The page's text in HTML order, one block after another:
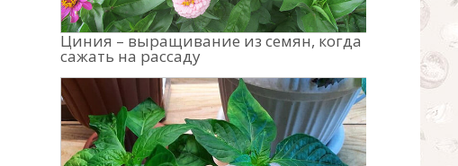
Циния – выращивание из семян, когда
сажать на рассаду